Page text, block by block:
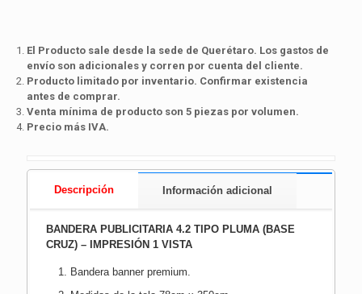
El Producto sale desde la sede de Querétaro. Los gastos de
envío son adicionales y corren por cuenta del cliente.
Producto limitado por inventario. Confirmar existencia
antes de comprar.
Venta mínima de producto son 5 piezas por volumen.
Precio más IVA.
Descripción Información adicional
BANDERA PUBLICITARIA 4.2 TIPO PLUMA (BASE
CRUZ) – IMPRESIÓN 1 VISTA
Bandera banner premium.